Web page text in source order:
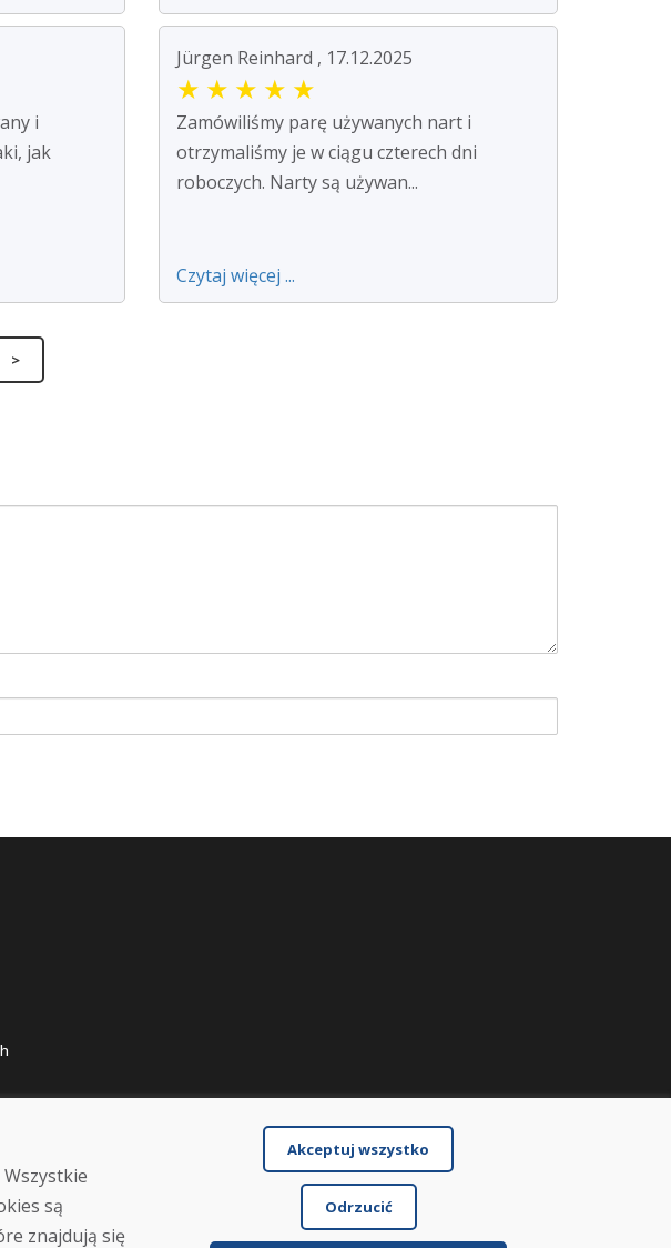
i
jak
Jürgen Reinhard , 17.12.2025
★ ★ ★ ★ ★
Zamówiliśmy parę używanych nart i
otrzymaliśmy je w ciągu czterech dni
roboczych. Narty są używan...
Czytaj więcej ...
>
są
znajdują się
Akceptuj wszystko
Odrzucić